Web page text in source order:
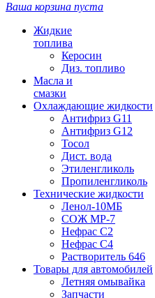
Ваша корзина пуста
Жидкие
топлива
Керосин
Диз. топливо
Масла и
смазки
Охлаждающие жидкости
Антифриз G11
Антифриз G12
Тосол
Дист. вода
Этиленгликоль
Пропиленгликоль
Технические жидкости
Ленол-10МБ
СОЖ МР-7
Нефрас С2
Нефрас С4
Растворитель 646
Товары для автомобилей
Летняя омывайка
Запчасти